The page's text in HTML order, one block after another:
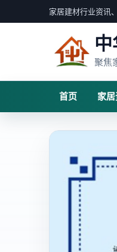
家居建材行业资讯
中
聚焦
首页 家